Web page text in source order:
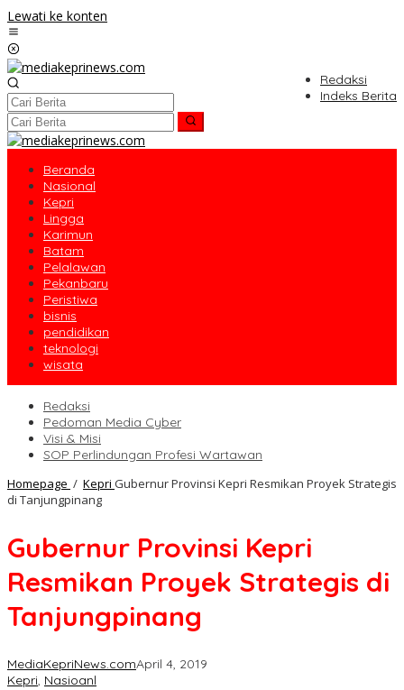
Lewati ke konten
Redaksi
Indeks Berita
Beranda
Nasional
Kepri
Lingga
Karimun
Batam
Pelalawan
Pekanbaru
Peristiwa
bisnis
pendidikan
teknologi
wisata
Redaksi
Pedoman Media Cyber
Visi & Misi
SOP Perlindungan Profesi Wartawan
Homepage / Kepri Gubernur Provinsi Kepri Resmikan Proyek Strategis
di Tanjungpinang
Gubernur Provinsi Kepri
Resmikan Proyek Strategis di
Tanjungpinang
MediaKepriNews.comApril 4, 2019
Kepri, Nasioanl